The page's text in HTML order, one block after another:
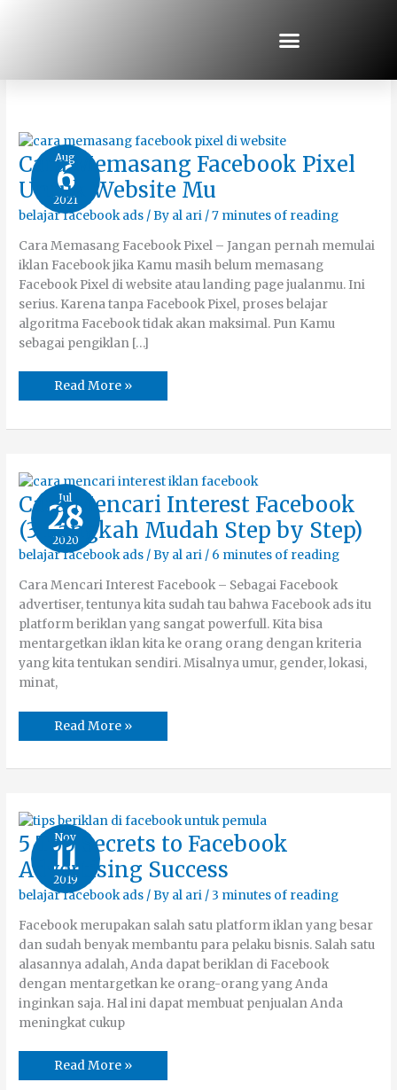
Aug
6
2021
Cara Memasang Facebook Pixel
Untuk Website Mu
belajar facebook ads / By al ari /7 minutes of reading
Cara Memasang Facebook Pixel – Jangan pernah memulai
iklan Facebook jika Kamu masih belum memasang
Facebook Pixel di website atau landing page jualanmu. Ini
serius. Karena tanpa Facebook Pixel, proses belajar
algoritma Facebook tidak akan maksimal. Pun Kamu
sebagai pengiklan […]
Cara
Memasang
Facebook
Pixel
Untuk
Website
Read More »
Jul
28
2020
Cara Mencari Interest Facebook
(3 Langkah Mudah Step by Step)
belajar facebook ads/ By al ari/ 6 minutes of reading
Cara Mencari Interest Facebook – Sebagai Facebook
advertiser, tentunya kita sudah tau bahwa Facebook ads itu
platform beriklan yang sangat powerfull. Kita bisa
mentargetkan iklan kita ke orang orang dengan kriteria
yang kita tentukan sendiri. Misalnya umur, gender, lokasi,
minat,
Cara
Mencari
Interest
Facebook
(3
Langkah
Step
by
Step)
Read More »
Nov
11
2019
5 Top Secrets to Facebook
Advertising Success
belajar facebook ads / By al ari /3 minutes of reading
Facebook merupakan salah satu platform iklan yang besar
dan sudah benyak membantu para pelaku bisnis. Salah satu
alasannya adalah, Anda dapat beriklan di Facebook
dengan mentargetkan ke orang-orang yang Anda
inginkan saja. Hal ini dapat membuat penjualan Anda
meningkat cukup
5
Top
Secrets
to
Facebook
Advertising
Read More »